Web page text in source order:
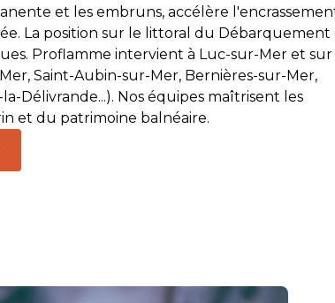
et les embruns, accélère
La position sur le littoral du Débarquement
Proflamme intervient à Luc-sur-Mer et
Saint-Aubin-sur-Mer, Bernières-sur-Mer,
Délivrande...). Nos équipes maîtrisent les
et du patrimoine balnéaire.